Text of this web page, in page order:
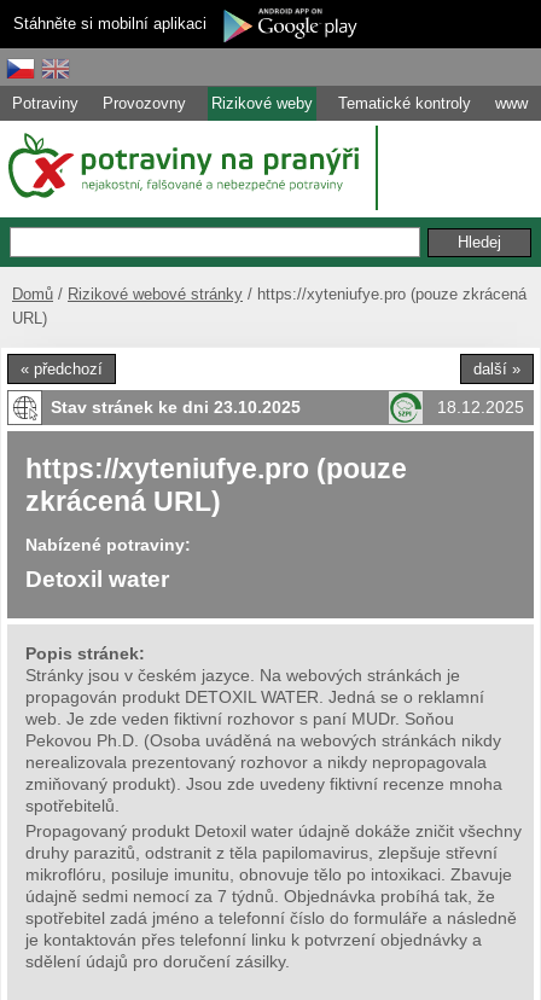
Stáhněte si mobilní aplikaci
Potraviny Provozovny Rizikové weby Tematické kontroly www
Domů Rizikové webové stránky
https://xyteniufye.pro (pouze zkrácená
URL)
« předchozí další »
Stav stránek ke dni 23.10.2025 18.12.2025
https://xyteniufye.pro (pouze
zkrácená URL)
Nabízené potraviny:
Detoxil water
Popis stránek:
Stránky jsou v českém jazyce. Na webových stránkách je
propagován produkt DETOXIL WATER. Jedná se o reklamní
web. Je zde veden fiktivní rozhovor s paní MUDr. Soňou
Pekovou Ph.D. (Osoba uváděná na webových stránkách nikdy
nerealizovala prezentovaný rozhovor a nikdy nepropagovala
zmiňovaný produkt). Jsou zde uvedeny fiktivní recenze mnoha
spotřebitelů.
Propagovaný produkt Detoxil water údajně dokáže zničit všechny
druhy parazitů, odstranit z těla papilomavirus, zlepšuje střevní
mikroflóru, posiluje imunitu, obnovuje tělo po intoxikaci. Zbavuje
údajně sedmi nemocí za 7 týdnů. Objednávka probíhá tak, že
spotřebitel zadá jméno a telefonní číslo do formuláře a následně
je kontaktován přes telefonní linku k potvrzení objednávky a
sdělení údajů pro doručení zásilky.